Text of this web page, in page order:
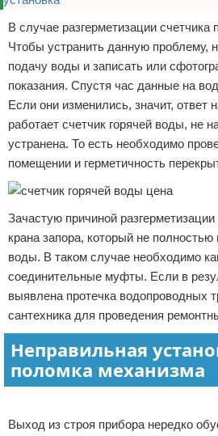
В случае разгерметизации счетчика
Чтобы устранить данную проблему,
подачу воды и записать или
показания. Спустя час данные на
Если они изменились, значит, ответ
работает счетчик горячей воды, не
устранена. То есть необходимо
помещении и герметичность
Зачастую причиной
крана запора, который не
воды. В таком случае необходимо
соединительные муфты. Если в
выявлена протечка водопроводных
сантехника для проведения
Неправильная
поломка механизма
Выход из строя прибора нередко